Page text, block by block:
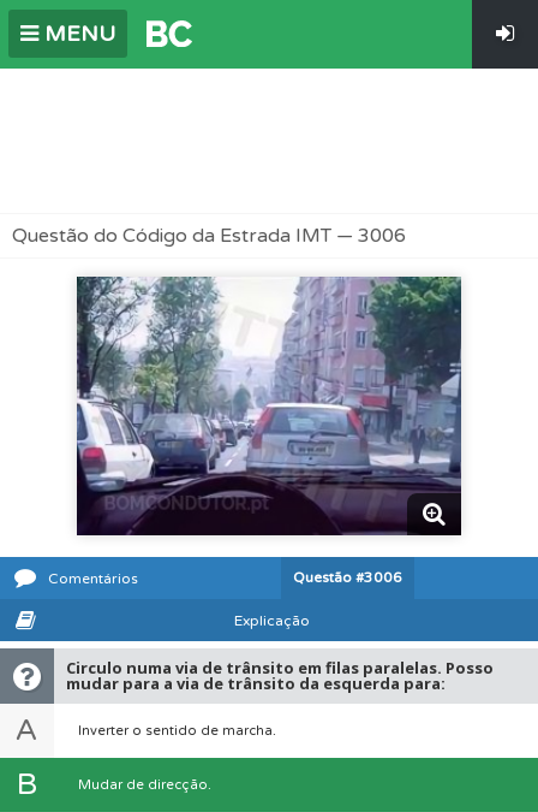
MENU
Questão do Código da Estrada IMT — 3006
Comentários Questão #3006
Explicação
Circulo numa via de trânsito em filas paralelas. Posso
mudar para a via de trânsito da esquerda para:
A Inverter o sentido de marcha.
B Mudar de direcção.